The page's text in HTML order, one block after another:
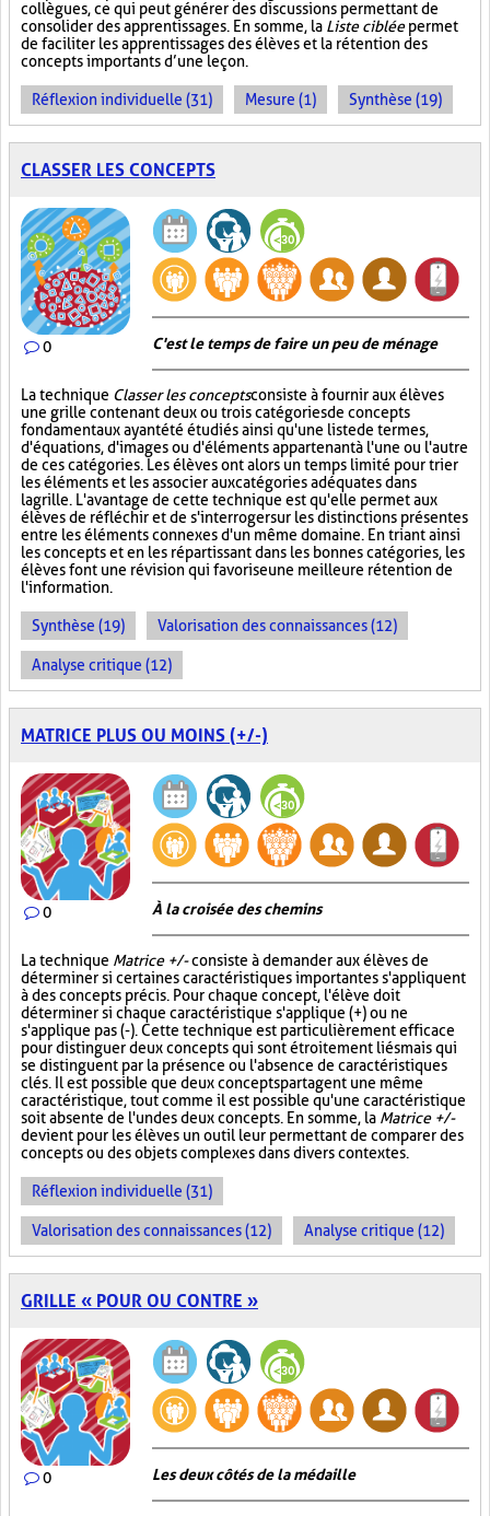
collègues, ce qui peut générer des discussions permettant de
consolider des apprentissages. En somme, la Liste cibléepermet
de faciliter les apprentissages des élèves et la rétention des
concepts importants d’une leçon.
Réflexion individuelle (31) Mesure (1) Synthèse (19)
CLASSER LES CONCEPTS
0 C'est le temps de faire un peu de ménage
La technique Classer les conceptsconsiste à fournir aux élèves
une grille contenant deux ou trois catégories de concepts
fondamentaux ayant été étudiés ainsi qu'une liste de termes,
d'équations, d'images ou d'éléments appartenant à l'une ou l'autre
de ces catégories. Les élèves ont alors un temps limité pour trier
les éléments et les associer aux catégories adéquates dans
la grille. L'avantage de cette technique est qu'elle permet aux
élèves de réfléchir et de s'interroger sur les distinctions présentes
entre les éléments connexes d'un même domaine. En triant ainsi
les concepts et en les répartissant dans les bonnes catégories, les
élèves font une révision qui favorise une meilleure rétention de
l'information.
Synthèse (19) Valorisation des connaissances (12)
Analyse critique (12)
MATRICE PLUS OU MOINS (+/-)
0 À la croisée des chemins
La technique Matrice +/-consiste à demander aux élèves de
déterminer si certaines caractéristiques importantes s'appliquent
à des concepts précis. Pour chaque concept, l'élève doit
déterminer si chaque caractéristique s'applique (+) ou ne
s'applique pas (-). Cette technique est particulièrement efficace
pour distinguer deux concepts qui sont étroitement liés mais qui
se distinguent par la présence ou l'absence de caractéristiques
clés. Il est possible que deux concepts partagent une même
caractéristique, tout comme il est possible qu'une caractéristique
soit absente de l'un des deux concepts. En somme, la Matrice +/-
devient pour les élèves un outil leur permettant de comparer des
concepts ou des objets complexes dans divers contextes.
Réflexion individuelle (31)
Valorisation des connaissances (12) Analyse critique (12)
GRILLE « POUR OU CONTRE »
0 Les deux côtés de la médaille